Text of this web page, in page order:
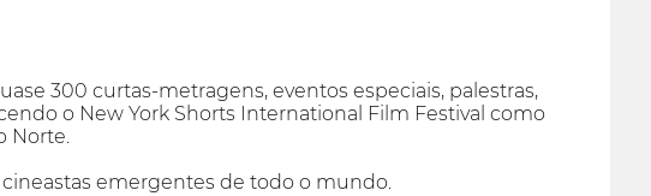
300 curtas-metragens, eventos especiais, palestras,
o New York Shorts International Film Festival como
Norte.
emergentes de todo o mundo.